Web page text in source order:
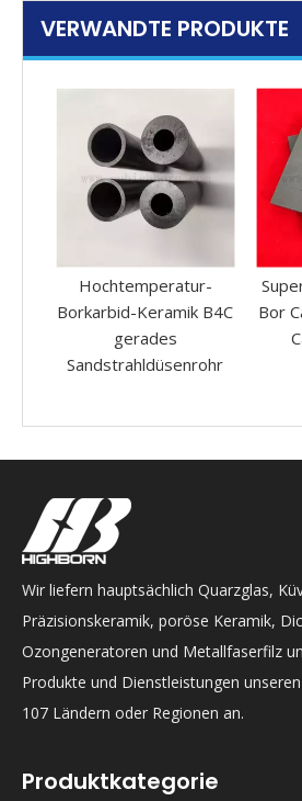
VERWANDTE PRODUKTE
Hochtemperatur-
Borkarbid-Keramik B4C
gerades
Sandstrahldüsenrohr
Bor
Wir liefern hauptsächlich Quarzglas,
Präzisionskeramik, poröse Keramik,
Ozongeneratoren und Metallfaserfilz
Produkte und Dienstleistungen
107 Ländern oder Regionen an.
Produktkategorie